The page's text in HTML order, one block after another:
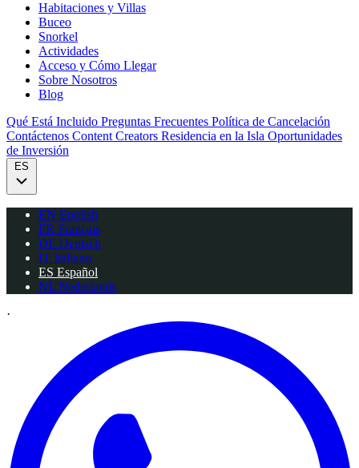
Habitaciones y Villas
Buceo
Snorkel
Actividades
Acceso y Cómo Llegar
Sobre Nosotros
Blog
Qué Está Incluido Preguntas Frecuentes Política de Cancelación
Contáctenos Content Creators Residencia en la Isla Oportunidades
de Inversión
ES
EN English
FR Français
DE Deutsch
IT Italiano
ES Español
NL Nederlands
·